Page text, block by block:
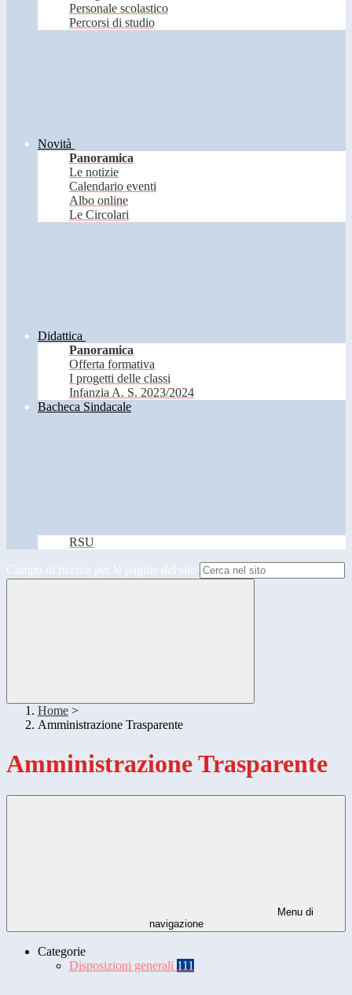
Personale scolastico
Percorsi di studio
Novità
Panoramica
Le notizie
Calendario eventi
Albo online
Le Circolari
Didattica
Panoramica
Offerta formativa
I progetti delle classi
Infanzia A. S. 2023/2024
Bacheca Sindacale
RSU
Campo di ricerca per le pagine del sito
Home >
Amministrazione Trasparente
Amministrazione Trasparente
Menu di
navigazione
Categorie
Disposizioni generali 111